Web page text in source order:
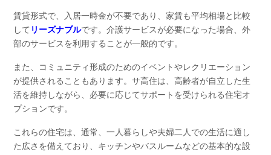
賃貸形式で、入居一時金が不要であり、家賃も平均相場と比較
して リーズナブルです。介護サービスが必要になった場合、外
部のサービスを利用することが一般的です。
また、コミュニティ形成のためのイベントやレクリエーション
が提供されることもあります。サ高住は、高齢者が自立した生
活を維持しながら、必要に応じてサポートを受けられる住宅オ
プションです。
これらの住宅は、通常、一人暮らしや夫婦二人での生活に適し
た広さを備えており、キッチンやバスルームなどの基本的な設